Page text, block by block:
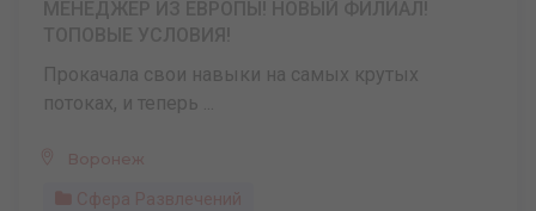
Прокачала свои навыки на самых крутых
потоках, и теперь ...
Воронеж
Сфера Развлечений